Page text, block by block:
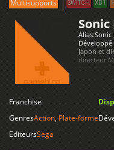
Multisupports SWITCH XB1
Alias:Sonic
Développé
Japon et
directeur
fans du
ouvertes.
Franchise
GenresAction, Plate-forme
EditeursSega